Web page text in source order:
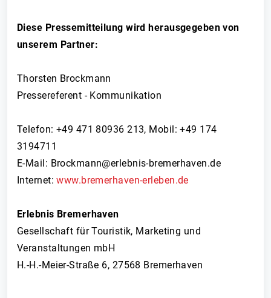
Diese Pressemitteilung wird herausgegeben von
unserem Partner:
Thorsten Brockmann
Pressereferent - Kommunikation
Telefon: +49 471 80936 213, Mobil: +49 174
3194711
E-Mail: Brockmann@erlebnis-bremerhaven.de
Internet:www.bremerhaven-erleben.de
Erlebnis Bremerhaven
Gesellschaft für Touristik, Marketing und
Veranstaltungen mbH
H.-H.-Meier-Straße 6, 27568 Bremerhaven